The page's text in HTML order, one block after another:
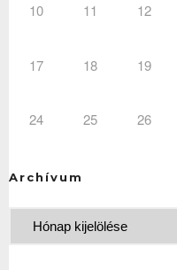
10 11 12
17 18 19
24 25 26
Archívum